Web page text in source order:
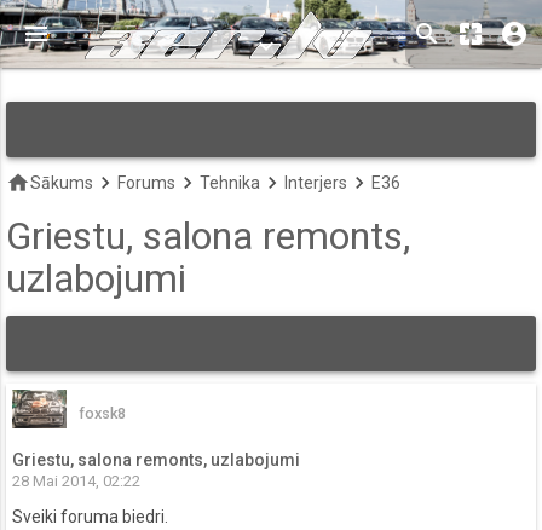
keyboard_arrow_down
menu search pages account_circle
homeSākums keyboard_arrow_right Forums keyboard_arrow_right Tehnika keyboard_arrow_right Interjers keyboard_arrow_right E36
Griestu, salona remonts,
uzlabojumi
foxsk8
Griestu, salona remonts, uzlabojumi
28 Mai 2014, 02:22
Sveiki foruma biedri.